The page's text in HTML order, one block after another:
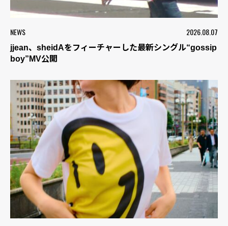
NEWS 2026.08.07
jjean、sheidAをフィーチャーした最新シングル“gossip
boy”MV公開